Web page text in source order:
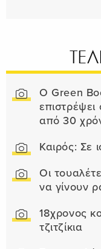
Ο Green
επιστρέψει
από 30
Καιρός: Σε
Οι
να γίνουν
18χρονος
τζιτζίκια